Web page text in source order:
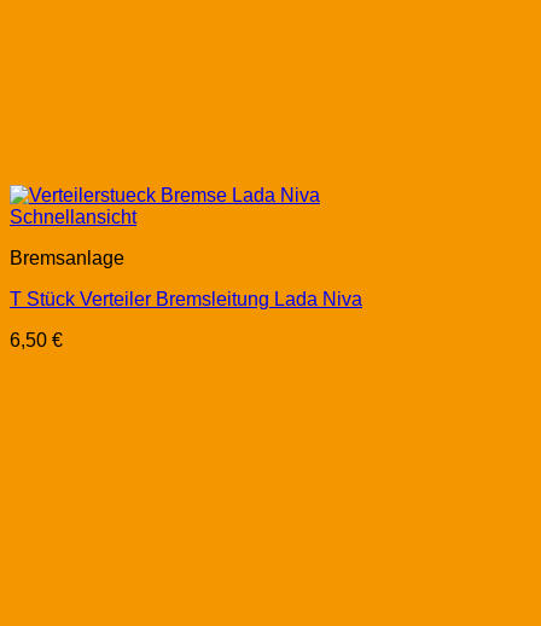
Schnellansicht
Bremsanlage
T Stück Verteiler Bremsleitung Lada Niva
6,50 €